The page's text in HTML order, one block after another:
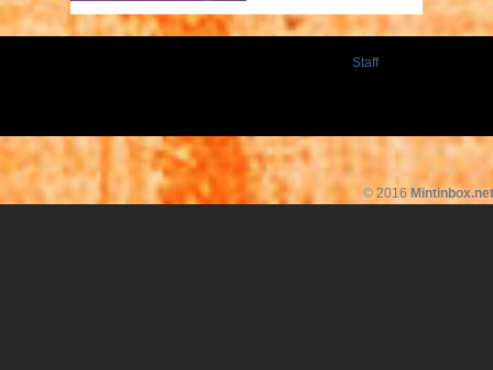
Staff
© 2016 Mintinbox.net